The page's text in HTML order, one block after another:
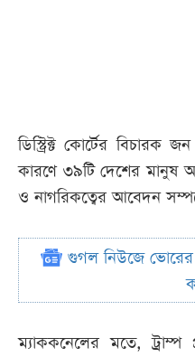
ডিস্ট্রিক্ট কোর্টের
কারণে ৩৯টি দেশের মানুষ
ও নাগরিকত্বের আবেদন
গুগল নিউজে
ম্যাককনেলের মতে, ট্রাম্প